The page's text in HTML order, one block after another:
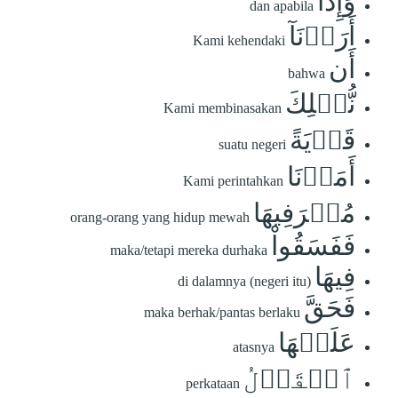
dan apabila
أَرَدۡنَآ Kami kehendaki
أَن bahwa
نُّهۡلِكَ Kami membinasakan
قَرۡيَةً suatu negeri
أَمَرۡنَا Kami perintahkan
مُتۡرَفِيهَا orang-orang yang hidup mewah
فَفَسَقُواْ maka/tetapi mereka durhaka
فِيهَا di dalamnya (negeri itu)
فَحَقَّ maka berhak/pantas berlaku
عَلَيۡهَا atasnya
ٱلۡقَوۡلُ perkataan